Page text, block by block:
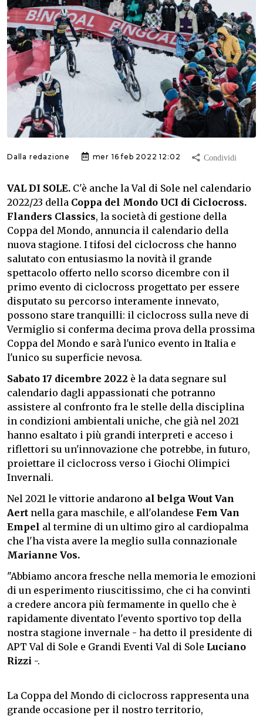
Dalla redazione mer 16 feb 2022 12:02
VAL DI SOLE. C'è anche la Val di Sole nel calendario
2022/23 della Coppa del Mondo UCI di Ciclocross.
Flanders Classics, la società di gestione della
Coppa del Mondo, annuncia il calendario della
nuova stagione. I tifosi del ciclocross che hanno
salutato con entusiasmo la novità il grande
spettacolo offerto nello scorso dicembre con il
primo evento di ciclocross progettato per essere
disputato su percorso interamente innevato,
possono stare tranquilli: il ciclocross sulla neve di
Vermiglio si conferma decima prova della prossima
Coppa del Mondo e sarà l'unico evento in Italia e
l'unico su superficie nevosa.
Sabato 17 dicembre 2022 è la data segnare sul
calendario dagli appassionati che potranno
assistere al confronto fra le stelle della disciplina
in condizioni ambientali uniche, che già nel 2021
hanno esaltato i più grandi interpreti e acceso i
riflettori su un'innovazione che potrebbe, in futuro,
proiettare il ciclocross verso i Giochi Olimpici
Invernali.
Nel 2021 le vittorie andarono al belga Wout Van
Aert nella gara maschile, e all'olandese Fem Van
Empel al termine di un ultimo giro al cardiopalma
che l'ha vista avere la meglio sulla connazionale
Marianne Vos.
"Abbiamo ancora fresche nella memoria le emozioni
di un esperimento riuscitissimo, che ci ha convinti
a credere ancora più fermamente in quello che è
rapidamente diventato l'evento sportivo top della
nostra stagione invernale - ha detto il presidente di
APT Val di Sole e Grandi Eventi Val di Sole Luciano
Rizzi -.
La Coppa del Mondo di ciclocross rappresenta una
grande occasione per il nostro territorio,